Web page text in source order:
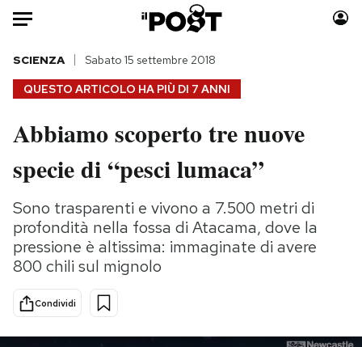
Auto
HOME
Italia
Politica
Tecnologia
Internet
Scienza
Cultura
Economia
Moda
Consumismi
Storie/Idee
Ok Boomer!
Media
QUESTO ARTICOLO HA PIÙ DI 7 ANNI
SCIENZA Sabato 15 settembre 2018
Abbiamo scoperto tre nuove
specie di “pesci lumaca”
Sono trasparenti e vivono a 7.500 metri di
profondità nella fossa di Atacama, dove la
pressione è altissima: immaginate di avere
800 chili sul mignolo
Condividi